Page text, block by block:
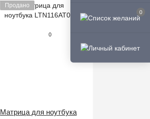
0
Продано
0
Матрица для ноутбука